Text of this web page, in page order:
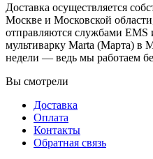
Доставка осуществляется
Москве и Московской
отправляются службами
мультиварку Marta (Марта) в
недели — ведь мы работаем
Вы смотрели
Доставка
Оплата
Контакты
Обратная связь